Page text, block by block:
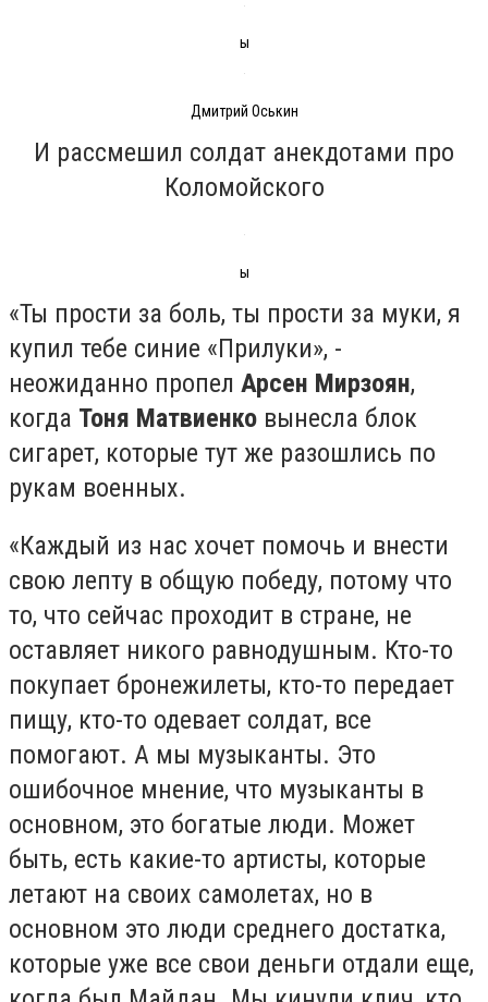
ы
Дмитрий Оськин
И рассмешил солдат анекдотами про
Коломойского
ы
«Ты прости за боль, ты прости за муки, я
купил тебе синие «Прилуки», -
неожиданно пропел Арсен Мирзоян,
когда Тоня Матвиенко вынесла блок
сигарет, которые тут же разошлись по
рукам военных.
«Каждый из нас хочет помочь и внести
свою лепту в общую победу, потому что
то, что сейчас проходит в стране, не
оставляет никого равнодушным. Кто-то
покупает бронежилеты, кто-то передает
пищу, кто-то одевает солдат, все
помогают. А мы музыканты. Это
ошибочное мнение, что музыканты в
основном, это богатые люди. Может
быть, есть какие-то артисты, которые
летают на своих самолетах, но в
основном это люди среднего достатка,
которые уже все свои деньги отдали еще,